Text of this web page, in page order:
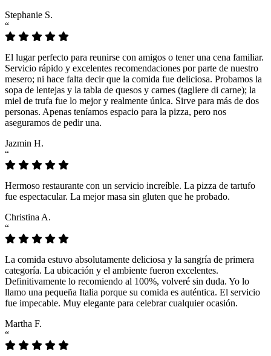
Stephanie S.
“
El lugar perfecto para reunirse con amigos o tener una cena familiar.
Servicio rápido y excelentes recomendaciones por parte de nuestro
mesero; ni hace falta decir que la comida fue deliciosa. Probamos la
sopa de lentejas y la tabla de quesos y carnes (tagliere di carne); la
miel de trufa fue lo mejor y realmente única. Sirve para más de dos
personas. Apenas teníamos espacio para la pizza, pero nos
aseguramos de pedir una.
Jazmin H.
“
Hermoso restaurante con un servicio increíble. La pizza de tartufo
fue espectacular. La mejor masa sin gluten que he probado.
Christina A.
“
La comida estuvo absolutamente deliciosa y la sangría de primera
categoría. La ubicación y el ambiente fueron excelentes.
Definitivamente lo recomiendo al 100%, volveré sin duda. Yo lo
llamo una pequeña Italia porque su comida es auténtica. El servicio
fue impecable. Muy elegante para celebrar cualquier ocasión.
Martha F.
“